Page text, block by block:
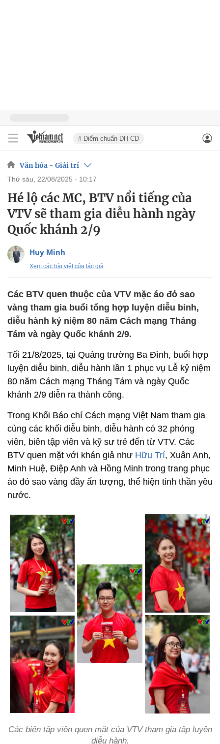
# Điểm chuẩn ĐH-CĐ
Văn hóa - Giải trí
thứ sáu, 22/08/2025 - 10:17
Hé lộ các MC, BTV nổi tiếng của
VTV sẽ tham gia diễu hành ngày
Quốc khánh 2/9
Huy Minh
Xem các bài viết của tác giả
Các BTV quen thuộc của VTV mặc áo đỏ sao
vàng tham gia buổi tổng hợp luyện diễu binh,
diễu hành kỷ niệm 80 năm Cách mạng Tháng
Tám và ngày Quốc khánh 2/9.
Tối 21/8/2025, tại Quảng trường Ba Đình, buổi hợp
luyện diễu binh, diễu hành lần 1 phục vụ Lễ kỷ niệm
80 năm Cách mạng Tháng Tám và ngày Quốc
khánh 2/9 diễn ra thành công.
Trong Khối Báo chí Cách mạng Việt Nam tham gia
cùng các khối diễu binh, diễu hành có 32 phóng
viên, biên tập viên và kỹ sư trẻ đến từ VTV. Các
BTV quen mặt với khán giả như Hữu Trí, Xuân Anh,
Minh Huệ, Điệp Anh và Hồng Minh trong trang phục
áo đỏ sao vàng đầy ấn tượng, thể hiện tinh thần yêu
nước.
Các biên tập viên quen mặt của VTV tham gia tập luyện
diễu hành.